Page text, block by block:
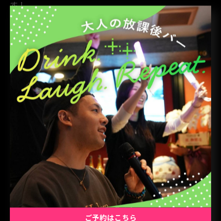
す！
支払い方法現金クレジットカード QR決済(PayPay、d払
い、楽天Pay、au PAY、Alipay+ WeChat Pay、銀聯QR)
電子マネー(交通系IC、楽天Edy、iD、WAON、nanaco、
QUICPay) #大森駅 #二次会 #カラオケ #ダーツライブ #
大森で大盛り上がり
< 前のページ 一覧に戻る 次のページ >
関連タグ
ご予約はこちら